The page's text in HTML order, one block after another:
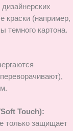
краски (например,
темного картона.
Touch):
только защищает